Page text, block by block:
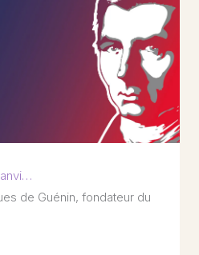
de Guénin, fondateur du